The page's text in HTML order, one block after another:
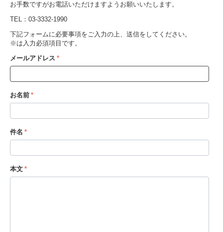
お手数ですがお電話いただけますようお願いいたします。
TEL：03-3332-1990
下記フォームに必要事項をご入力の上、送信をしてください。
※ は入力必須項目です。
メールアドレス
お名前
件名
本文